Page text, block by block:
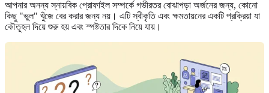
আপনার অনন্য স্নায়বিক প্রোফাইল সম্পর্কে গভীরতর বোঝাপড়া অর্জনের জন্য, কোনো
কিছু "ভুল" খুঁজে বের করার জন্য নয়। এটি স্বীকৃতি এবং ক্ষমতায়নের একটি প্রক্রিয়া যা
কৌতূহল দিয়ে শুরু হয় এবং স্পষ্টতার দিকে নিয়ে যায়।